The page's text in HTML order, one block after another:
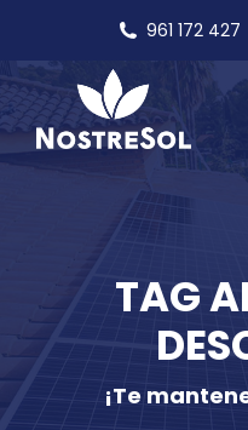
961 172 427
TAG
¡Te